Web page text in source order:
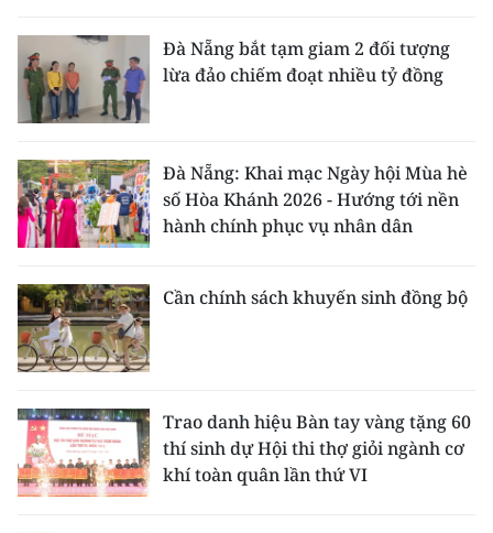
Đà Nẵng bắt tạm giam 2 đối tượng
lừa đảo chiếm đoạt nhiều tỷ đồng
Đà Nẵng: Khai mạc Ngày hội Mùa hè
số Hòa Khánh 2026 - Hướng tới nền
hành chính phục vụ nhân dân
Cần chính sách khuyến sinh đồng bộ
Trao danh hiệu Bàn tay vàng tặng 60
thí sinh dự Hội thi thợ giỏi ngành cơ
khí toàn quân lần thứ VI